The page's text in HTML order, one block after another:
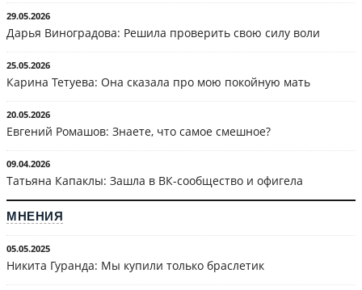
29.05.2026
Дарья Виноградова: Решила проверить свою силу воли
25.05.2026
Карина Тетуева: Она сказала про мою покойную мать
20.05.2026
Евгений Ромашов: Знаете, что самое смешное?
09.04.2026
Татьяна Капаклы: Зашла в ВК-сообщество и офигела
МНЕНИЯ
05.05.2025
Никита Гуранда: Мы купили только браслетик